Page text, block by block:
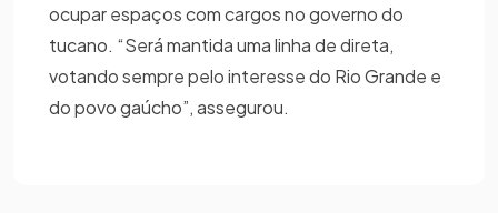
ocupar espaços com cargos no governo do
tucano. “Será mantida uma linha de direta,
votando sempre pelo interesse do Rio Grande e
do povo gaúcho”, assegurou.